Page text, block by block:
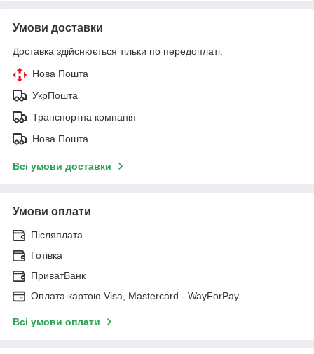
Умови доставки
Доставка здійснюється тільки по передоплаті.
Нова Пошта
УкрПошта
Транспортна компанія
Нова Пошта
Всі умови доставки
Умови оплати
Післяплата
Готівка
ПриватБанк
Оплата картою Visa, Mastercard - WayForPay
Всі умови оплати